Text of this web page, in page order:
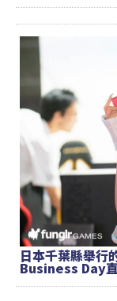
日本千葉縣舉行
Business Day直